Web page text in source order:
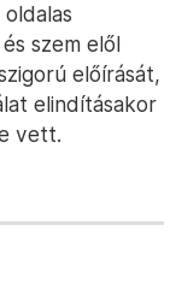
szem elől
előírását,
elindításakor
vett.